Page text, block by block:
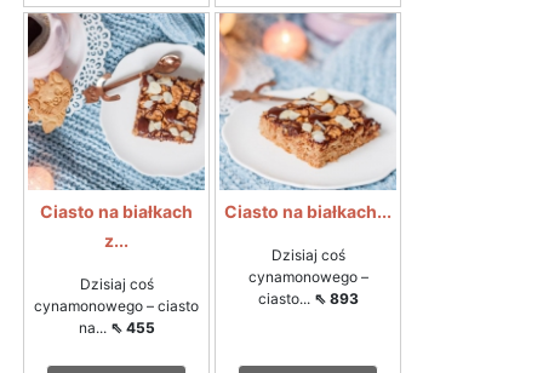
Ciasto na białkach
z...
Dzisiaj coś
cynamonowego – ciasto
na... ⇖ 455
Ciasto na białkach...
Dzisiaj coś
cynamonowego –
ciasto... ⇖ 893